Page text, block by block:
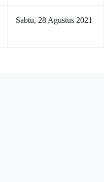
Sabtu, 28 Agustus 2021